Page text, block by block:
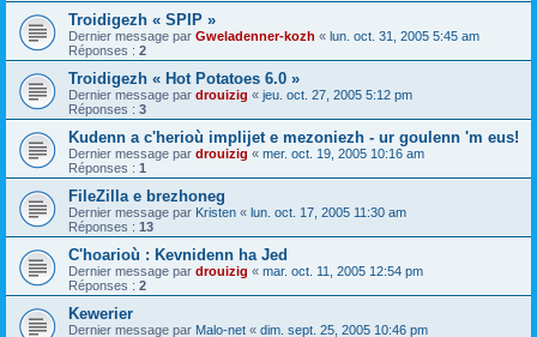
Troidigezh « SPIP »
Dernier message par Gweladenner-kozh « lun. oct. 31, 2005 5:45 am
Réponses : 2
Troidigezh « Hot Potatoes 6.0 »
Dernier message par drouizig « jeu. oct. 27, 2005 5:12 pm
Réponses : 3
Kudenn a c'herioù implijet e mezoniezh - ur goulenn 'm eus!
Dernier message par drouizig « mer. oct. 19, 2005 10:16 am
Réponses : 1
FileZilla e brezhoneg
Dernier message par Kristen « lun. oct. 17, 2005 11:30 am
Réponses : 13
C'hoarioù : Kevnidenn ha Jed
Dernier message par drouizig « mar. oct. 11, 2005 12:54 pm
Réponses : 2
Kewerier
Dernier message par Malo-net « dim. sept. 25, 2005 10:46 pm